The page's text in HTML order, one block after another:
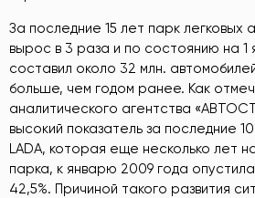
За последние 15 лет парк легковых
вырос в 3 раза и по состоянию на 1
составил около 32 млн.
больше, чем годом ранее. Как
аналитического агентства
высокий показатель за последние
LADA, которая еще несколько лет
парка, к январю 2009 года
42,5%. Причиной такого развития